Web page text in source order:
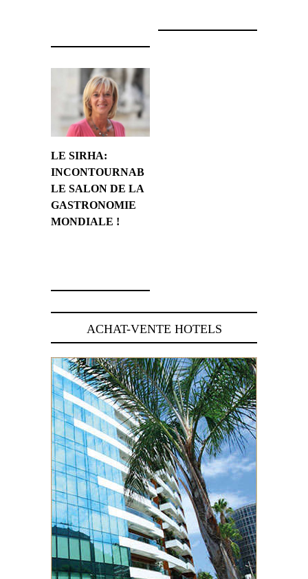
LE SIRHA:
INCONTOURNAB
LE SALON DE LA
GASTRONOMIE
MONDIALE !
ACHAT-VENTE HOTELS